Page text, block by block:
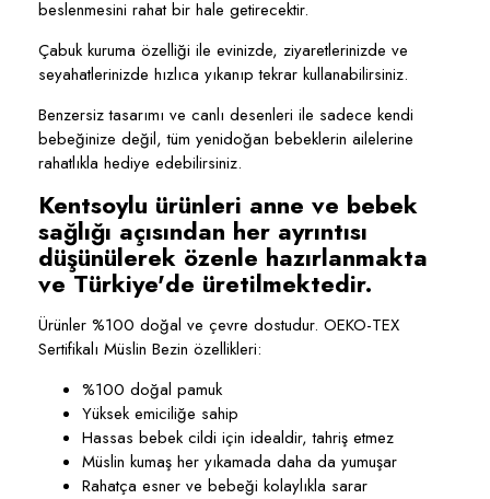
beslenmesini rahat bir hale getirecektir.
Çabuk kuruma özelliği ile evinizde, ziyaretlerinizde ve
seyahatlerinizde hızlıca yıkanıp tekrar kullanabilirsiniz.
Benzersiz tasarımı ve canlı desenleri ile sadece kendi
bebeğinize değil, tüm yenidoğan bebeklerin ailelerine
rahatlıkla hediye edebilirsiniz.
Kentsoylu ürünleri anne ve bebek
sağlığı açısından her ayrıntısı
düşünülerek özenle hazırlanmakta
ve Türkiye'de üretilmektedir.
Ürünler %100 doğal ve çevre dostudur. OEKO-TEX
Sertifikalı Müslin Bezin özellikleri:
%100 doğal pamuk
Yüksek emiciliğe sahip
Hassas bebek cildi için idealdir, tahriş etmez
Müslin kumaş her yıkamada daha da yumuşar
Rahatça esner ve bebeği kolaylıkla sarar